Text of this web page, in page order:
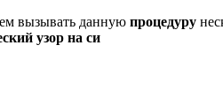
вызывать данную процедуру
узор на си